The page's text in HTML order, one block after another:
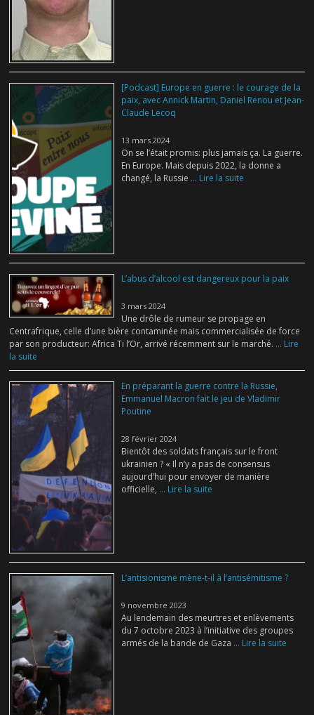
[Podcast] Europe en guerre : le courage de la
paix, avec Annick Martin, Daniel Renou et Jean-
Claude Lecoq
13 mars 2024
On se l’était promis: plus jamais ça. La guerre.
En Europe. Mais depuis 2022, la donne a
changé, la Russie ... Lire la suite
L’abus d’alcool est dangereux pour la paix
3 mars 2024
Une drôle de rumeur se propage en
Centrafrique, celle d’une bière contaminée mais commercialisée de force
par son producteur: Africa Ti l’Or, arrivé récemment sur le marché. ... Lire
la suite
En préparant la guerre contre la Russie,
Emmanuel Macron fait le jeu de Vladimir
Poutine
28 février 2024
Bientôt des soldats français sur le front
ukrainien ? « Il n’y a pas de consensus
aujourd’hui pour envoyer de manière
officielle, ... Lire la suite
L’antisionisme mène-t-il à l’antisémitisme ?
9 novembre 2023
Au lendemain des meurtres et enlèvements
du 7 octobre 2023 à l’initiative des groupes
armés de la bande de Gaza ... Lire la suite